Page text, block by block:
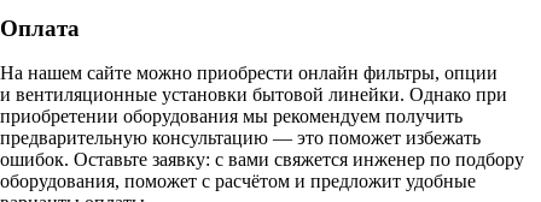
Оплата
На нашем сайте можно приобрести онлайн фильтры, опции
и вентиляционные установки бытовой линейки. Однако при
приобретении оборудования мы рекомендуем получить
предварительную консультацию — это поможет избежать
ошибок. Оставьте заявку: с вами свяжется инженер по подбору
оборудования, поможет с расчётом и предложит удобные